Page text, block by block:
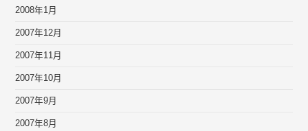
2008年1月
2007年12月
2007年11月
2007年10月
2007年9月
2007年8月